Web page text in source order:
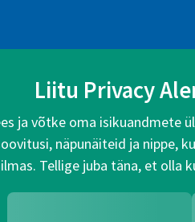
Liitu Privacy
ja võtke oma isikuandmete
näpunäiteid ja nippe,
Tellige juba täna, et olla